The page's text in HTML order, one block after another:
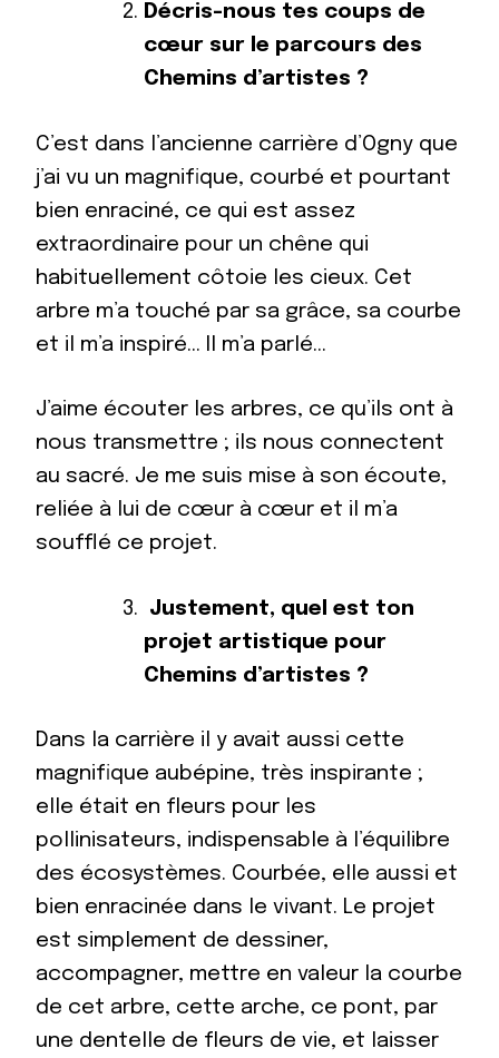
Décris-nous tes coups de
cœur sur le parcours des
Chemins d’artistes ?
C’est dans l’ancienne carrière d’Ogny que
j’ai vu un magnifique, courbé et pourtant
bien enraciné, ce qui est assez
extraordinaire pour un chêne qui
habituellement côtoie les cieux. Cet
arbre m’a touché par sa grâce, sa courbe
et il m’a inspiré… Il m’a parlé…
J’aime écouter les arbres, ce qu’ils ont à
nous transmettre ; ils nous connectent
au sacré. Je me suis mise à son écoute,
reliée à lui de cœur à cœur et il m’a
soufflé ce projet.
Justement, quel est ton
projet artistique pour
Chemins d’artistes ?
Dans la carrière il y avait aussi cette
magnifique aubépine, très inspirante ;
elle était en fleurs pour les
pollinisateurs, indispensable à l’équilibre
des écosystèmes. Courbée, elle aussi et
bien enracinée dans le vivant. Le projet
est simplement de dessiner,
accompagner, mettre en valeur la courbe
de cet arbre, cette arche, ce pont, par
une dentelle de fleurs de vie, et laisser